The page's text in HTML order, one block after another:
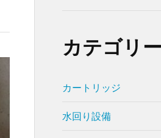
カテゴリー
カートリッジ
水回り設備